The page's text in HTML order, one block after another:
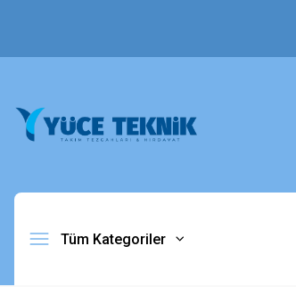
Tüm Kategoriler